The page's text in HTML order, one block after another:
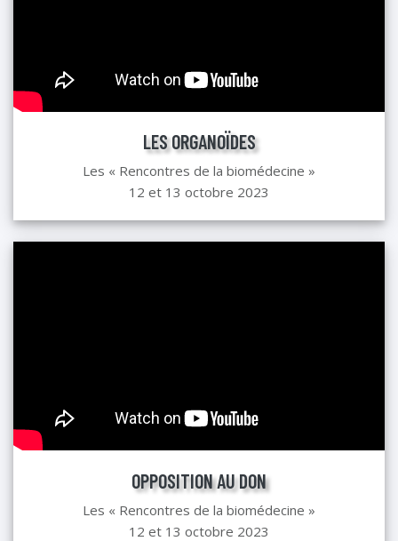
LES ORGANOÏDES
Les « Rencontres de la biomédecine »
12 et 13 octobre 2023
OPPOSITION AU DON
Les « Rencontres de la biomédecine »
12 et 13 octobre 2023